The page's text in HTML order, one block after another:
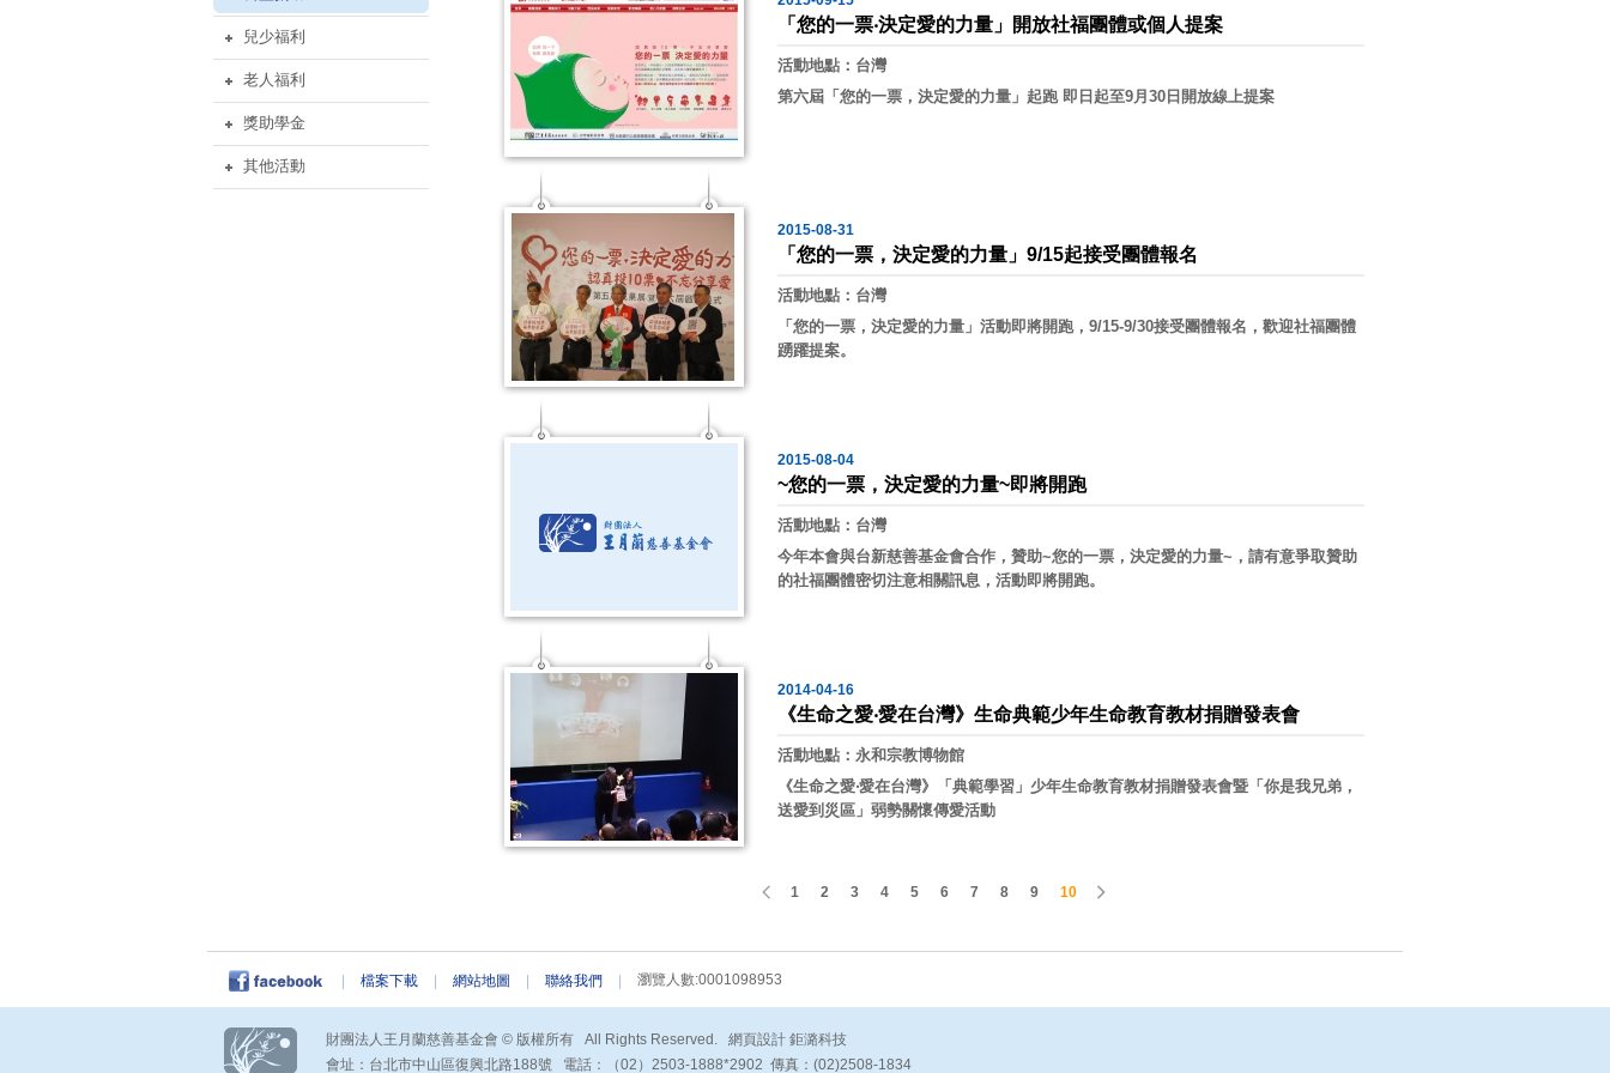
兒少福利
老人福利
獎助學金
其他活動
「您的一票‧決定愛的力量」開放社福團體或個人提案
活動地點：台灣
第六屆「您的一票，決定愛的力量」起跑 即日起至9月30日開放線上提案
2015-08-31
「您的一票，決定愛的力量」9/15起接受團體報名
活動地點：台灣
「您的一票，決定愛的力量」活動即將開跑，9/15-9/30接受團體報名，歡迎社福團體
踴躍提案。
2015-08-04
~您的一票，決定愛的力量~即將開跑
活動地點：台灣
今年本會與台新慈善基金會合作，贊助~您的一票，決定愛的力量~，請有意爭取贊助
的社福團體密切注意相關訊息，活動即將開跑。
2014-04-16
《生命之愛‧愛在台灣》生命典範少年生命教育教材捐贈發表會
活動地點：永和宗教博物館
《生命之愛‧愛在台灣》「典範學習」少年生命教育教材捐贈發表會暨「你是我兄弟，
送愛到災區」弱勢關懷傳愛活動
1 2 3 4 5 6 7 8 9 10
檔案下載 網站地圖 聯絡我們 瀏覽人數:0001098953
財團法人王月蘭慈善基金會 © 版權所有 All Rights Reserved. 網頁設計 鉅潞科技
會址：台北市中山區復興北路188號 電話：（02）2503-1888*2902 傳真：(02)2508-1834